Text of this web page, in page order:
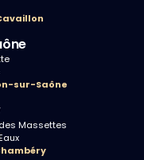
sur-Saône
Massettes